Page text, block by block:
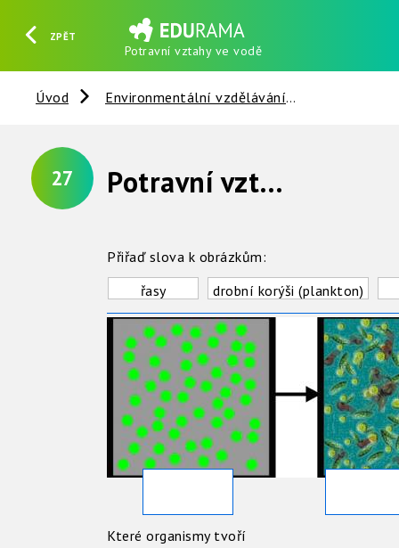
ZPĚT
Potravní vztahy ve vodě
HLEDAT REGISTROVAT PŘIHLÁSIT SE
Úvod Environmentální vzdělávání
27 Potravní vztahy ve vodě
Přiřaď slova k obrázkům:
řasy
drobní korýši (plankton)
Které organismy tvoří